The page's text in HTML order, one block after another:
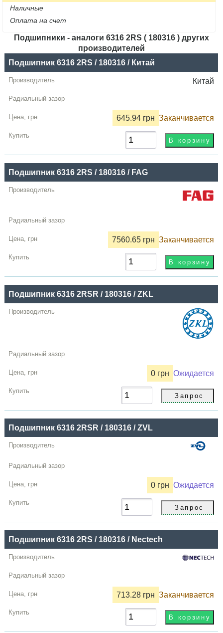
Наличные
Оплата на счет
Подшипники - аналоги 6316 2RS ( 180316 ) других
производителей
Название
Производитель
Радиальный
грн
Купить
Подшипник 6316 2RS / 180316 / Китай
Китай
645.94 грн Заканчивается
Подшипник 6316 2RS / 180316 / FAG
7560.65 грн Заканчивается
Подшипник 6316 2RSR / 180316 / ZKL
0 грн Ожидается
Подшипник 6316 2RSR / 180316 / ZVL
0 грн Ожидается
Подшипник 6316 2RS / 180316 / Nectech
713.28 грн Заканчивается